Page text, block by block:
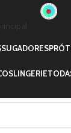
SUGADORES
LINGERIE